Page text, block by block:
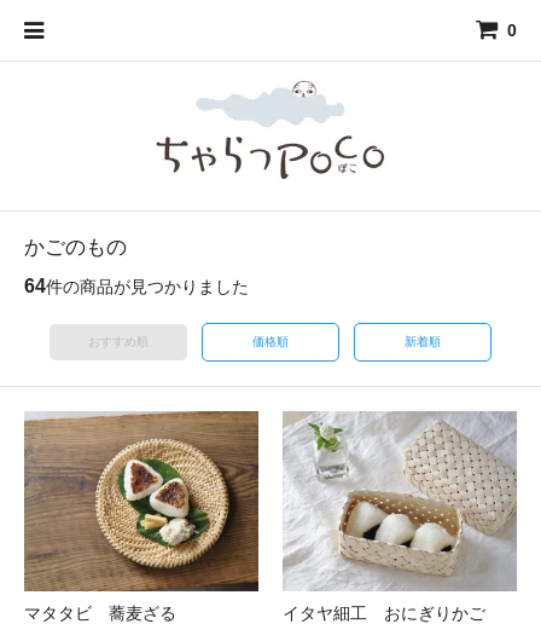
0
かごのもの
64件の商品が見つかりました
おすすめ順 価格順 新着順
マタタビ 蕎麦ざる
イタヤ細工 おにぎりかご